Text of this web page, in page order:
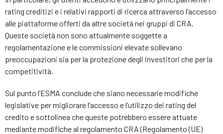
rating creditizi e i relativi rapporti di ricerca attraverso l’accesso
alle piattaforme offerti da altre società nei gruppi di CRA.
Queste società non sono attualmente soggette a
regolamentazione e le commissioni elevate sollevano
preoccupazioni sia per la protezione degli investitori che per la
competitività.
Sul punto l’ESMA conclude che siano necessarie modifiche
legislative per migliorare l’accesso e l’utilizzo dei rating del
credito e sottolinea che queste potrebbero essere attuate
mediante modifiche al regolamento CRA (Regolamento (UE)